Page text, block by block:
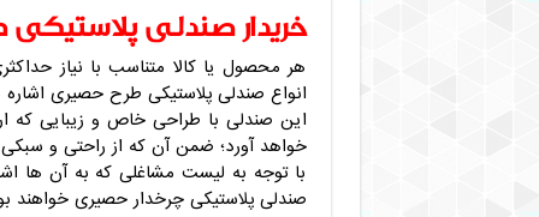
خریدار صندلی
هر محصول یا کالا متناسب با نیاز
انواع صندلی پلاستیکی طرح حصیری اشاره
این صندلی با طراحی خاص و زیبایی که
خواهد آورد؛ ضمن آن که از راحتی و
با توجه به لیست مشاغلی که به آن ها
صندلی پلاستیکی چرخدار حصیری خواهند